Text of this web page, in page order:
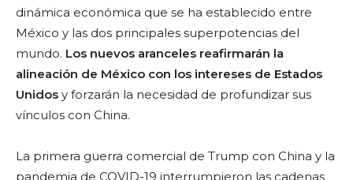
dinámica económica que se ha establecido entre
México y las dos principales superpotencias del
mundo. Los nuevos aranceles reafirmarán la
alineación de México con los intereses de Estados
Unidos y forzarán la necesidad de profundizar sus
vínculos con China.
La primera guerra comercial de Trump con China y la
pandemia de COVID-19 interrumpieron las cadenas